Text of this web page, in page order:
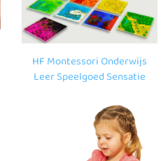
HF Montessori Onderwijs
Leer Speelgoed Sensatie
Vormen Aangepast Squishy
Speelgoed voor Kinderen 3D
Zacht PVC